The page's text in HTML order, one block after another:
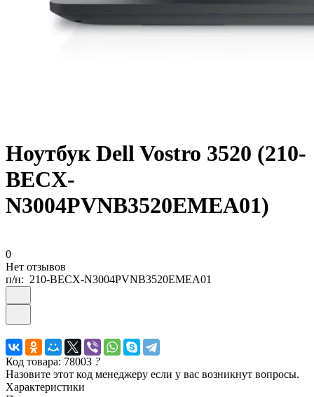
Ноутбук Dell Vostro 3520 (210-
BECX-
N3004PVNB3520EMEA01)
0
Нет отзывов
п/н: 210-BECX-N3004PVNB3520EMEA01
Код товара: 78003 ?
Назовите этот код менеджеру если у вас возникнут вопросы.
Характеристики